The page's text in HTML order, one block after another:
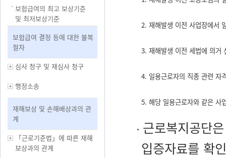
보험급여의 최고 보상기준
및 최저보상기준
보험급여 결정 등에 대한 불복
절차
심사 청구 및 재심사 청구
행정소송
재해보상 및 손해배상과의 관
계
「근로기준법」에 따른 재해
보상과의 관계
2. 재해발생 이전 사업장에서
3. 재해발생 이전 세법에 의거
4. 일용근로자의 직종 관련 자
5. 해당 일용근로자와 같은 사
근로복지공단
입증자료를 확